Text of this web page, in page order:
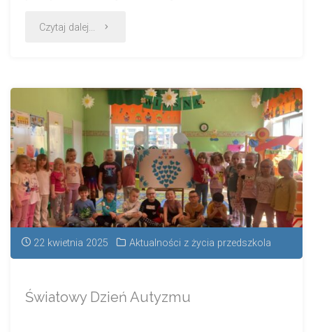
Czytaj dalej...
22 kwietnia 2025 Aktualności z życia przedszkola
Światowy Dzień Autyzmu